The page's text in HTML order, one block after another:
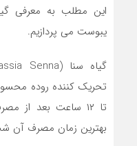
این مطلب به معرفی
یبوست می پردازیم.
تا ۱۲ ساعت بعد
بهترین زمان مصرف آن